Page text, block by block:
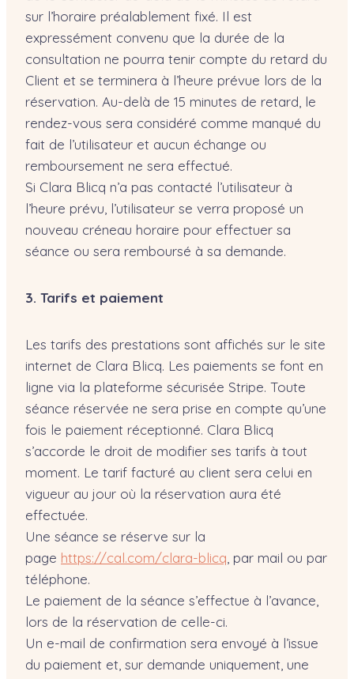
sur l’horaire préalablement fixé. Il est
expressément convenu que la durée de la
consultation ne pourra tenir compte du retard du
Client et se terminera à l’heure prévue lors de la
réservation. Au-delà de 15 minutes de retard, le
rendez-vous sera considéré comme manqué du
fait de l’utilisateur et aucun échange ou
remboursement ne sera effectué.
Si Clara Blicq n’a pas contacté l’utilisateur à
l’heure prévu, l’utilisateur se verra proposé un
nouveau créneau horaire pour effectuer sa
séance ou sera remboursé à sa demande.
3. Tarifs et paiement
Les tarifs des prestations sont affichés sur le site
internet de Clara Blicq. Les paiements se font en
ligne via la plateforme sécurisée Stripe. Toute
séance réservée ne sera prise en compte qu’une
fois le paiement réceptionné. Clara Blicq
s’accorde le droit de modifier ses tarifs à tout
moment. Le tarif facturé au client sera celui en
vigueur au jour où la réservation aura été
effectuée.
Une séance se réserve sur la
page https://cal.com/clara-blicq , par mail ou par
téléphone.
Le paiement de la séance s’effectue à l’avance,
lors de la réservation de celle-ci.
Un e-mail de confirmation sera envoyé à l’issue
du paiement et, sur demande uniquement, une